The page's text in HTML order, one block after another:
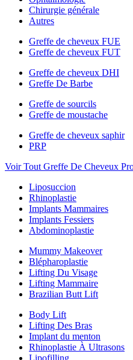
Chirurgie générale
Autres
Greffe de cheveux FUE
Greffe de cheveux FUT
Greffe de cheveux DHI
Greffe De Barbe
Greffe de sourcils
Greffe de moustache
Greffe de cheveux saphir
PRP
Voir Tout Greffe De Cheveux
Liposuccion
Rhinoplastie
Implants Mammaires
Implants Fessiers
Abdominoplastie
Mummy Makeover
Blépharoplastie
Lifting Du Visage
Lifting Mammaire
Brazilian Butt Lift
Body Lift
Lifting Des Bras
Implant du menton
Rhinoplastie À Ultrasons
Lipofilling